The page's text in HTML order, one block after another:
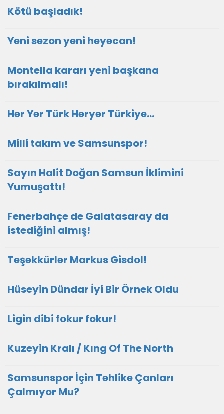
Kötü başladık!
Yeni sezon yeni heyecan!
Montella kararı yeni başkana
bırakılmalı!
Her Yer Türk Heryer Türkiye…
Milli takım ve Samsunspor!
Sayın Halit Doğan Samsun İklimini
Yumuşattı!
Fenerbahçe de Galatasaray da
istediğini almış!
Teşekkürler Markus Gisdol!
Hüseyin Dündar İyi Bir Örnek Oldu
Ligin dibi fokur fokur!
Kuzeyin Kralı / Kıng Of The North
Samsunspor İçin Tehlike Çanları
Çalmıyor Mu?